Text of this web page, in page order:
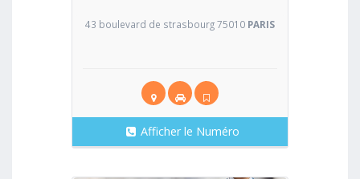
43 boulevard de strasbourg 75010 PARIS
Afficher le Numéro